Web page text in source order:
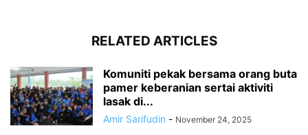
RELATED ARTICLES
Komuniti pekak bersama orang buta
pamer keberanian sertai aktiviti
lasak di...
Amir Sarifudin - November 24, 2025